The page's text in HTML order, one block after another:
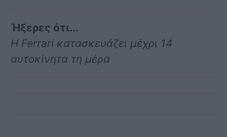
Ήξερες ότι...
Η Ferrari κατασκευάζει μέχρι 14
αυτοκίνητα τη μέρα